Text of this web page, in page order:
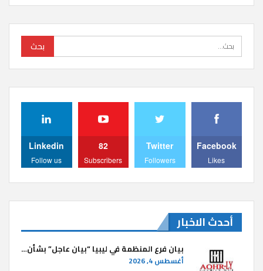
Facebook
Likes
Twitter
Followers
82
Subscribers
Linkedin
Follow us
أحدث الاخبار
بيان فرع المنظمة في ليبيا “بيان عاجل” بشأن…
أغسطس 4, 2026